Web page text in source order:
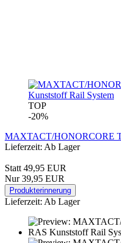
TOP
-20%
MAXTACT/HONORCORE
Lieferzeit: Ab Lager
Statt 49,95 EUR
Nur 39,95 EUR
Produkterinnerung
Lieferzeit: Ab Lager